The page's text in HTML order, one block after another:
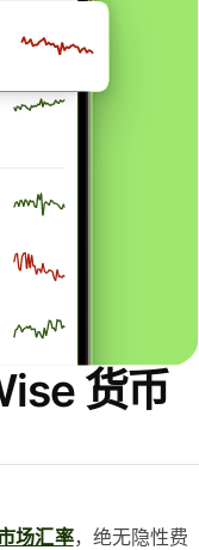
货币
场汇率，绝无隐性费